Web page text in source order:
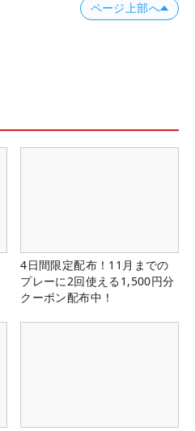
ページ上部へ
4日間限定配布！11月までの
プレーに2回使える1,500円分
クーポン配布中！